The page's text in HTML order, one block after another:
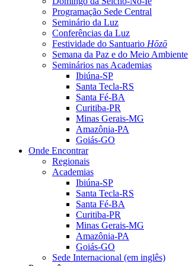
Programação Sede Central
Seminário da Luz
Conferências da Luz
Festividade do Santuario Hōzō
Semana da Paz e do Meio Ambiente
Seminários nas Academias
Ibiúna-SP
Santa Tecla-RS
Santa Fé-BA
Curitiba-PR
Minas Gerais-MG
Amazônia-PA
Goiás-GO
Onde Encontrar
Regionais
Academias
Ibiúna-SP
Santa Tecla-RS
Santa Fé-BA
Curitiba-PR
Minas Gerais-MG
Amazônia-PA
Goiás-GO
Sede Internacional (em inglês)